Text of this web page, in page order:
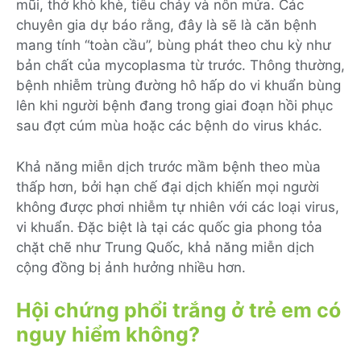
mũi, thở khò khè, tiêu chảy và nôn mửa. Các
chuyên gia dự báo rằng, đây là sẽ là căn bệnh
mang tính “toàn cầu”, bùng phát theo chu kỳ như
bản chất của mycoplasma từ trước. Thông thường,
bệnh nhiễm trùng đường hô hấp do vi khuẩn bùng
lên khi người bệnh đang trong giai đoạn hồi phục
sau đợt cúm mùa hoặc các bệnh do virus khác.
Khả năng miễn dịch trước mầm bệnh theo mùa
thấp hơn, bởi hạn chế đại dịch khiến mọi người
không được phơi nhiễm tự nhiên với các loại virus,
vi khuẩn. Đặc biệt là tại các quốc gia phong tỏa
chặt chẽ như Trung Quốc, khả năng miễn dịch
cộng đồng bị ảnh hưởng nhiều hơn.
Hội chứng phổi trắng ở trẻ em có
nguy hiểm không?